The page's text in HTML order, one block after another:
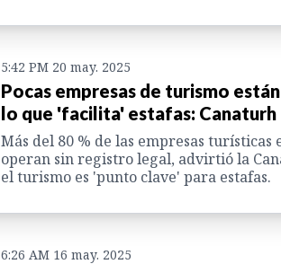
5:42 PM 20 may. 2025
Pocas empresas de turismo
lo que 'facilita' estafas: Canaturh
Más del 80 % de las empresas turísticas
operan sin registro legal, advirtió la
el turismo es 'punto clave' para estafas.
6:26 AM 16 may. 2025